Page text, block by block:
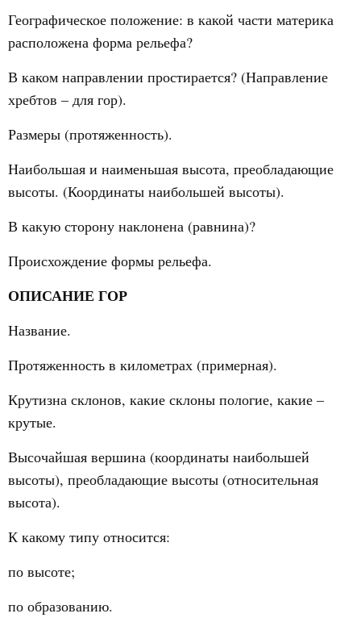
Географическое положение: в какой части материка
расположена форма рельефа?
В каком направлении простирается? (Направление
хребтов – для гор).
Размеры (протяженность).
Наибольшая и наименьшая высота, преобладающие
высоты. (Координаты наибольшей высоты).
В какую сторону наклонена (равнина)?
Происхождение формы рельефа.
ОПИСАНИЕ ГОР
Название.
Протяженность в километрах (примерная).
Крутизна склонов, какие склоны пологие, какие –
крутые.
Высочайшая вершина (координаты наибольшей
высоты), преобладающие высоты (относительная
высота).
К какому типу относится:
по высоте;
по образованию.